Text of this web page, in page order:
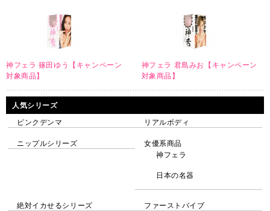
人気シリーズ
ピンクデンマ リアルボディ
ニップルシリーズ
女優系商品
神フェラ
日本の名器
絶対イカせるシリーズ ファーストバイブ
神フェラ 篠田ゆう【キャンペーン
対象商品】
神フェラ 君島みお【キャンペーン
対象商品】